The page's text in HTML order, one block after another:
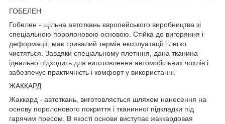
ГОБЕЛЕН
Гобелен - щільна автоткань європейського виробництва зі
спеціальною поролоновою основою. Стійка до вигоряння і
деформації, має тривалий термін експлуатації і легко
чистяться. Завдяки спеціальному плетіння, дана тканина
ідеально підходить для виготовлення автомобільних чохлів і
забезпечує практичність і комфорт у використанні.
ЖАККАРД
Жаккард - автоткань, виготовляється шляхом нанесення на
основу поролонового покриття і тканинної підкладки під
гарячим пресом. В якості основи виступає жаккардовая